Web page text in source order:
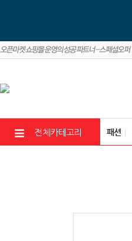
전체카테고리 패션